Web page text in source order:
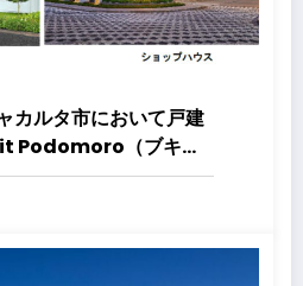
カルタ市において戸建
Podomoro（ブキッ
しますタウンハウスと
せた総戸数432戸のプ